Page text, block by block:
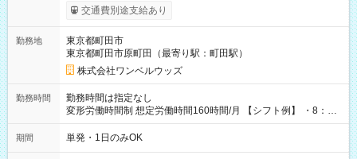
いOK！（規定あり） ┗働いたその日に現金GET♪ お仕事後はコ
ンビニATMから 日払い分を引き落とせます！ 【試用期間】試
交通費別途支給あり
勤務地
東京都町田市
東京都町田市原町田（最寄り駅：町田駅）
株式会社ワンベルウッズ
勤務時間
勤務時間は指定なし
変形労働時間制 想定労働時間160時間/月 【シフト例】 ・8：00
～21：00
期間 単発・1日のみOK